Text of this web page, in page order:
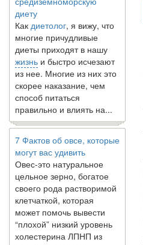
Как диетолог
, я вижу, что
многие причудливые
диеты приходят в нашу
и быстро исчезают
из нее. Многие из них это
скорее наказание, чем
правильно и влиять на...
7 Фактов об овсе, которые
могут вас удивить
Овес-это натуральное
цельное зерно, богатое
своего рода растворимой
клетчаткой, которая
может помочь вывести
“плохой” низкий уровень
холестерина ЛПНП из
вашего организма....